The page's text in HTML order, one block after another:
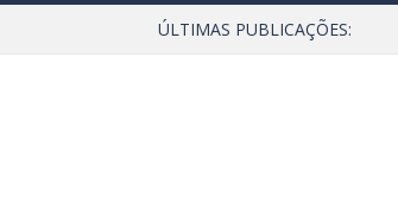
ÚLTIMAS PUBLICAÇÕES: